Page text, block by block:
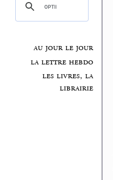
au jour le jour
la lettre hebdo
les livres, la
librairie